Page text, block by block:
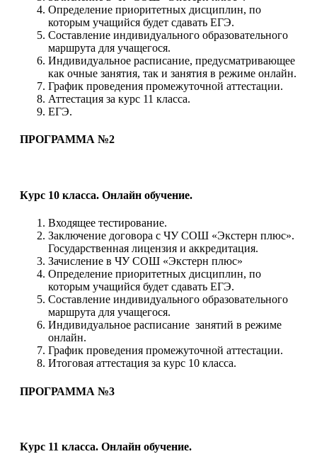
Определение приоритетных дисциплин, по
которым учащийся будет сдавать ЕГЭ.
Составление индивидуального образовательного
маршрута для учащегося.
Индивидуальное расписание, предусматривающее
как очные занятия, так и занятия в режиме онлайн.
График проведения промежуточной аттестации.
Аттестация за курс 11 класса.
ЕГЭ.
ПРОГРАММА №2
Курс 10 класса. Онлайн обучение.
Входящее тестирование.
Заключение договора с ЧУ СОШ «Экстерн плюс».
Государственная лицензия и аккредитация.
Зачисление в ЧУ СОШ «Экстерн плюс»
Определение приоритетных дисциплин, по
которым учащийся будет сдавать ЕГЭ.
Составление индивидуального образовательного
маршрута для учащегося.
Индивидуальное расписание занятий в режиме
онлайн.
График проведения промежуточной аттестации.
Итоговая аттестация за курс 10 класса.
ПРОГРАММА №3
Курс 11 класса. Онлайн обучение.